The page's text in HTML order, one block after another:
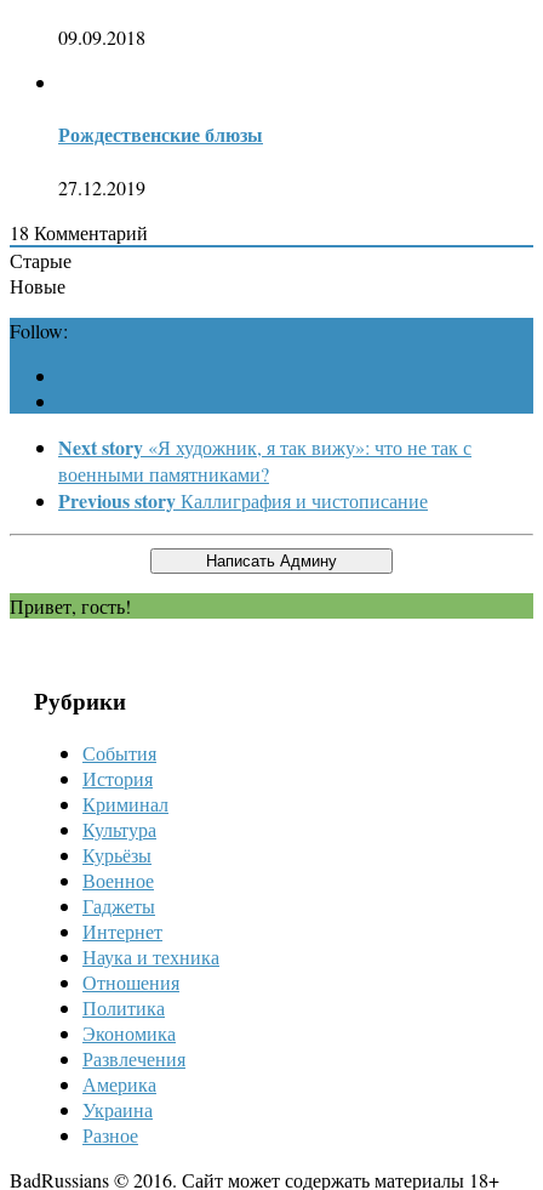
09.09.2018
Рождественские блюзы
27.12.2019
18 Комментарий
Старые
Новые
Follow:
Next story «Я художник, я так вижу»: что не так с
военными памятниками?
Previous storyКаллиграфия и чистописание
Привет, гость!
Рубрики
События
История
Криминал
Культура
Курьёзы
Военное
Гаджеты
Интернет
Наука и техника
Отношения
Политика
Экономика
Развлечения
Америка
Украина
Разное
BadRussians © 2016. Сайт может содержать материалы 18+